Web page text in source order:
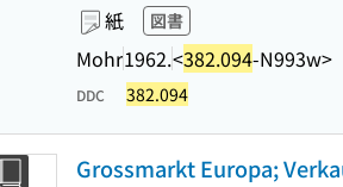
紙 図書
Mohr1962.<382.094-N993w>
DDC 382.094
Grossmarkt Europa;